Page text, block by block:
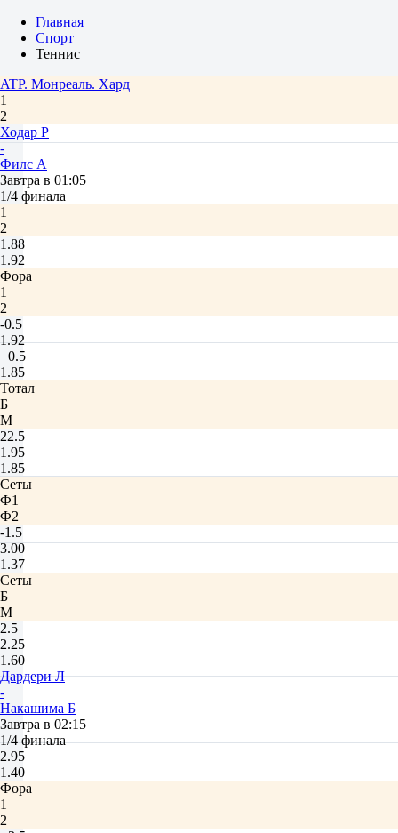
Главная
Спорт
Теннис
ATP. Монреаль. Хард
1
2
Ходар Р
-
Филс А
Завтра в 01:05
1/4 финала
1
2
1.88
1.92
Фора
1
2
-0.5
1.92
+0.5
1.85
Тотал
Б
М
22.5
1.95
1.85
Сеты
Ф1
Ф2
-1.5
3.00
1.37
Сеты
Б
М
2.5
2.25
1.60
Дардери Л
-
Накашима Б
Завтра в 02:15
1/4 финала
2.95
1.40
Фора
1
2